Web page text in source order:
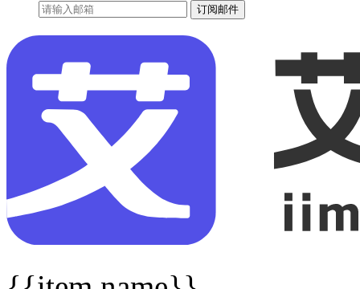
订阅邮件